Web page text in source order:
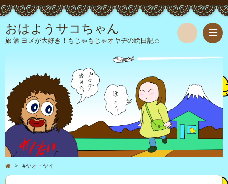
おはようサコちゃん
旅 酒 ヨメが大好き！もじゃもじゃオヤヂの絵日記☆
> #ヤオ・ヤイ